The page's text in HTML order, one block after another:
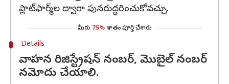
ప్లాట్‌ఫార్మ్‌ల ద్వారా పునరుద్ధరించుకోవచ్చు.
మీరు 75% శాతం పూర్తి చేశారు
Details
వాహన రిజిస్ట్రేషన్ నంబర్, మొబైల్ నంబర్
నమోదు చేయాలి.